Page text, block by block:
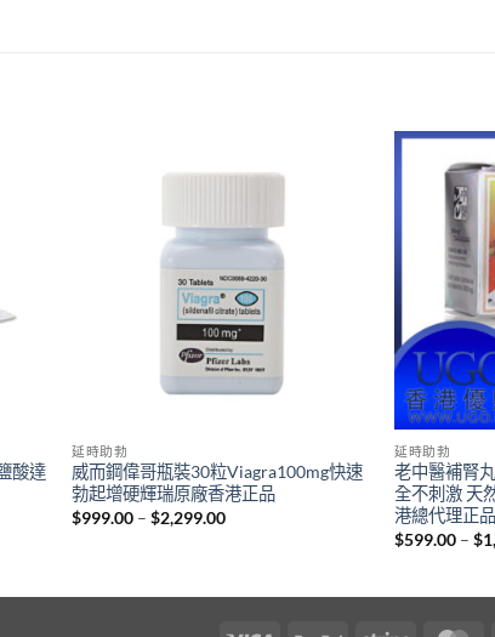
酸達
延時助勃
威而鋼偉哥瓶裝30粒Viagra100mg快速
勃起增硬輝瑞原廠香港正品
$999.00 – $2,299.00Price
延時助勃
老中醫補腎
全不刺激 天
港總代理正品
$599.00 – $